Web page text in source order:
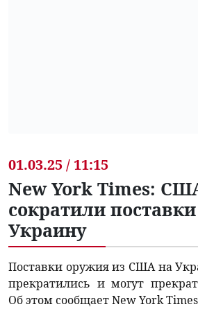
01.03.25 / 11:15
New York Times:
сократили
Украину
Поставки оружия из США на
прекратились и могут
Об этом сообщает New York